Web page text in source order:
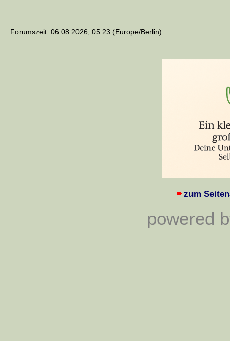
Forumszeit: 06.08.2026, 05:23 (Europe/Berlin)
zum
powered